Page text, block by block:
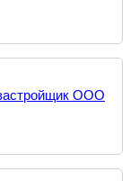
ООО